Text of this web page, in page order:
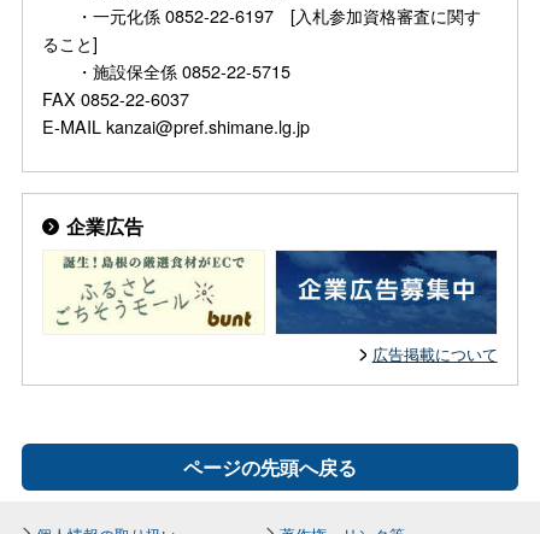
・一元化係 0852-22-6197 [入札参加資格審査に関す
ること]
・施設保全係 0852-22-5715
FAX 0852-22-6037
E-MAIL kanzai@pref.shimane.lg.jp
企業広告
広告掲載について
ページの先頭へ戻る